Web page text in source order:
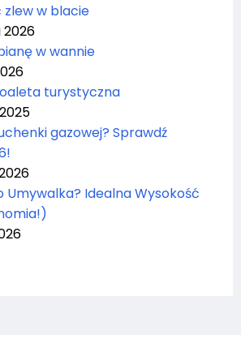
zlew w blacie
w wannie
turystyczna
gazowej? Sprawdź
Umywalka? Idealna Wysokość